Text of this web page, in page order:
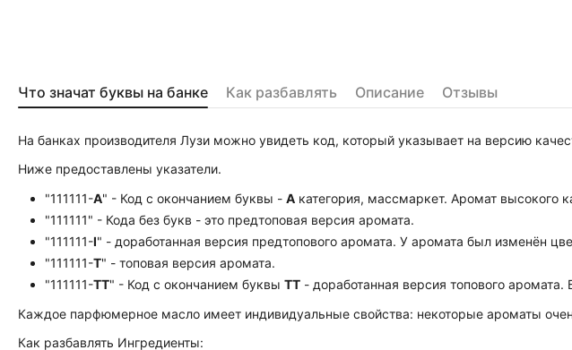
Что значат буквы на банке Как разбавлять Описание Отзывы
На банках производителя Лузи можно увидеть код, который указывает на версию
Ниже предоставлены указатели.
"111111-А" - Код с окончанием буквы - А категория, массмаркет. Аромат высокого
"111111" - Кода без букв - это предтоповая версия аромата.
"111111-I" - доработанная версия предтопового аромата. У аромата был изменён
"111111-Т" - топовая версия аромата.
"111111-ТТ" - Код с окончанием буквы TT - доработанная версия топового
Каждое парфюмерное масло имеет индивидуальные свойства: некоторые ароматы
Как разбавлять Ингредиенты: